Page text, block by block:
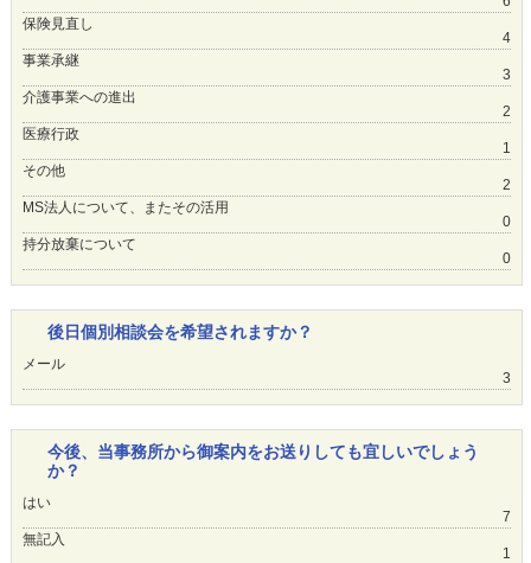
保険見直し
4
事業承継
3
介護事業への進出
2
医療行政
1
その他
2
MS法人について、またその活用
0
持分放棄について
0
後日個別相談会を希望されますか？
メール
3
今後、当事務所から御案内をお送りしても宜しいでしょう
か？
はい
7
無記入
1